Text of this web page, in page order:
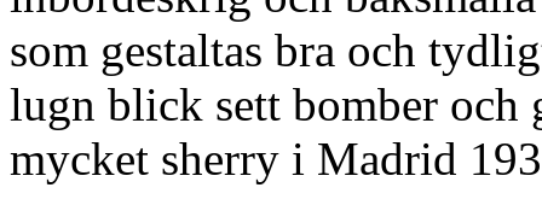
som gestaltas bra och
lugn blick sett bomber och
mycket sherry i Madrid